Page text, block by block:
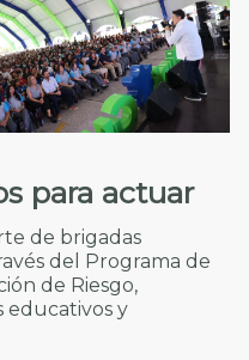
para actuar
de brigadas
del Programa de
de Riesgo,
educativos y